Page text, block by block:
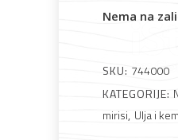
Nema na
SKU: 744000
KATEGORIJE:
mirisi, Ulja i